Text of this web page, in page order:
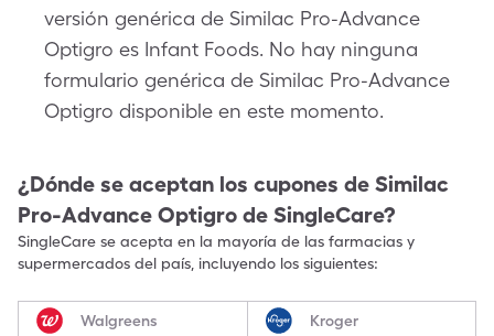
versión genérica de Similac Pro-Advance
Optigro es Infant Foods. No hay ninguna
formulario genérica de Similac Pro-Advance
Optigro disponible en este momento.
¿Dónde se aceptan los cupones de Similac
Pro-Advance Optigro de SingleCare?
SingleCare se acepta en la mayoría de las farmacias y
supermercados del país, incluyendo los siguientes:
Walgreens Kroger